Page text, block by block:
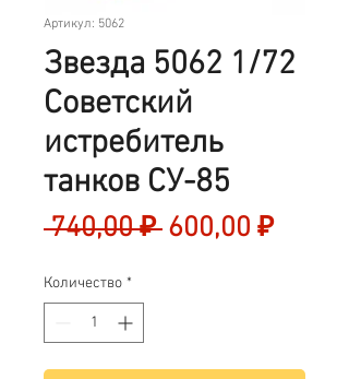
Артикул: 5062
Звезда 5062 1/72
Советский
истребитель
танков СУ-85
740,00 ₽ Обычная
600,00 ₽
Количество *